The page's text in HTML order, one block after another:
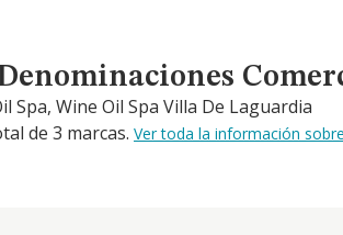
Comerciales
Spa, Wine Oil Spa Villa De Laguardia
de 3 marcas. Ver toda la información